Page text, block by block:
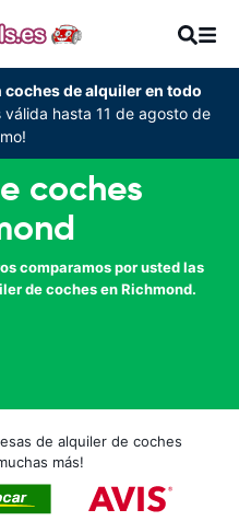
coches de alquiler en todo
válida hasta 11 de agosto de
coches
comparamos por usted las
de coches en Richmond.
de alquiler de coches
más!